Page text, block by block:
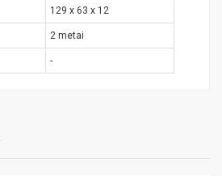
129 x 63 x 12
2 metai
-